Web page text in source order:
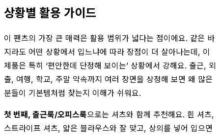
상황별 활용 가이드
이 팬츠의 가장 큰 매력은 활용 범위가 넓다는 점이에요. 같은 바
지라도 어떤 상황에서 입느냐에 따라 장점이 더 살아나는데, 이
제품은 특히 ‘편안한데 단정해 보이는’ 상황에서 강해요. 출근, 외
출, 여행, 학교, 주말 약속까지 여러 장면을 상정해 보면 왜 많은
분들이 기본템처럼 찾는지 이해가 쉬워요.
첫 번째, 출근룩/오피스룩으로는 셔츠와 함께 추천해요. 흰 셔츠,
스트라이프 셔츠, 얇은 블라우스와 잘 맞고, 상의를 넣어 입으면